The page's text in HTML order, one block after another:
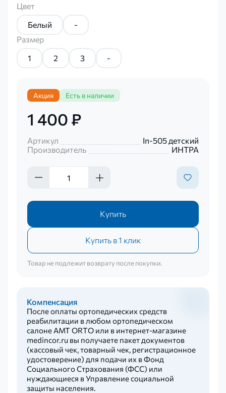
Цвет
Белый
-
Размер
1
2 3 -
Компенсация
После оплаты ортопедических средств
реабилитации в любом ортопедическом
салоне AMT ORTO или в интернет-магазине
medincor.ru вы получаете пакет документов
(кассовый чек, товарный чек, регистрационное
удостоверение) для подачи их в Фонд
Социального Страхования (ФСС) или
нуждающиеся в Управление социальной
защиты населения.
Акция Есть в наличии
1 400 ₽
Артикул
In-505 детский
Производитель
ИНТРА
Купить
Купить в 1 клик
Товар не подлежит возврату после покупки.